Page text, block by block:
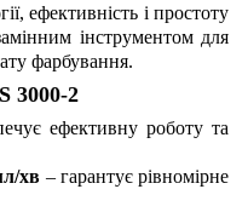
ефективність і простоту
інструментом для
фарбування.
3000-2
ефективну роботу та
хв – гарантує рівномірне